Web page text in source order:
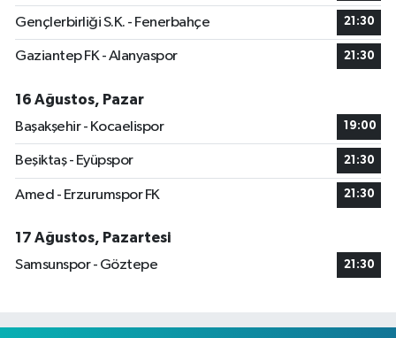
Gençlerbirliği S.K. - Fenerbahçe 21:30
Gaziantep FK - Alanyaspor 21:30
16 Ağustos, Pazar
Başakşehir - Kocaelispor
19:00
Beşiktaş - Eyüpspor 21:30
Amed - Erzurumspor FK 21:30
17 Ağustos, Pazartesi
Samsunspor - Göztepe
21:30